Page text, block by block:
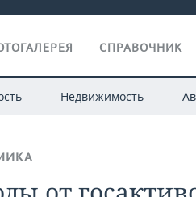
СПРАВОЧНИК
Недвижимость